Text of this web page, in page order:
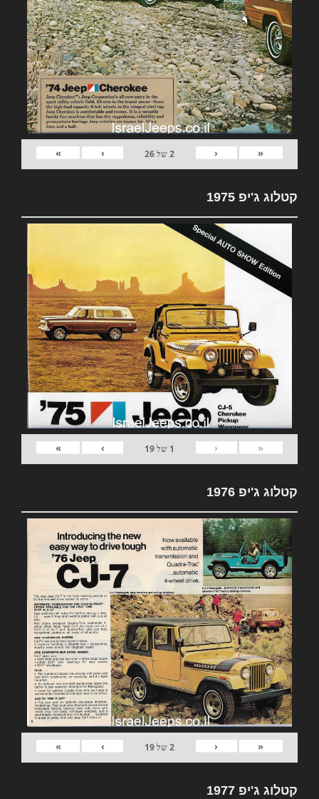
«
‹
2של26
›
»
קטלוג ג'יפ 1975
«
‹
1 של19
›
»
קטלוג ג'יפ 1976
«
‹
2של19
›
»
קטלוג ג'יפ 1977